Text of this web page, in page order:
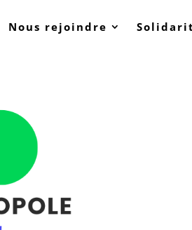
Nous rejoindre